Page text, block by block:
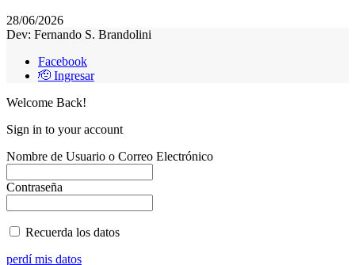
28/06/2026
Dev: Fernando S. Brandolini
Facebook
🫡 Ingresar
Welcome Back!
Sign in to your account
Nombre de Usuario o Correo Electrónico
Contraseña
Recuerda los datos
perdí mis datos